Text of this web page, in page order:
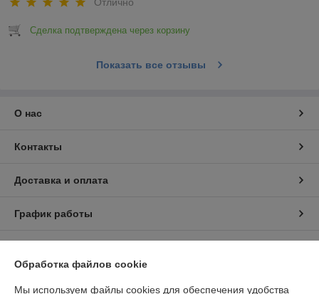
Сделка подтверждена через корзину
Показать все отзывы
О нас
Контакты
Доставка и оплата
График работы
Обработка файлов cookie
Мы используем файлы cookies для обеспечения удобства